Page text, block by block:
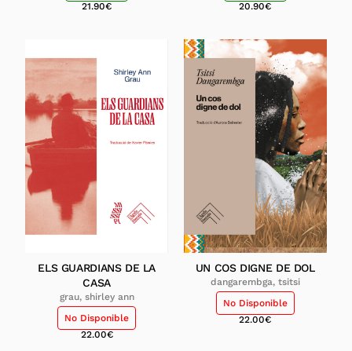
21.90€
20.90€
ELS GUARDIANS DE LA
CASA
grau, shirley ann
No Disponible
22.00€
UN COS DIGNE DE DOL
dangarembga, tsitsi
No Disponible
22.00€